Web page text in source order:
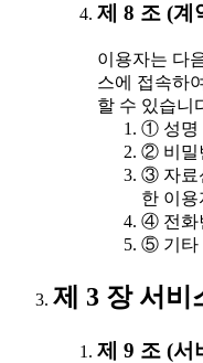
제 8 조 (계
이용자는 다
스에 접속하
할 수 있습니
① 성명
② 비밀
③ 자료
한 이용
④ 전화
⑤ 기타
제 3 장 서비
제 9 조 (서